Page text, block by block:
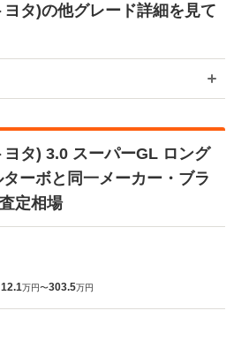
タ)の他グレード詳細を見て
タ) 3.0 スーパーGL ロング
ーボと同一メーカー・ブラ
定相場
12.1万円〜303.5万円